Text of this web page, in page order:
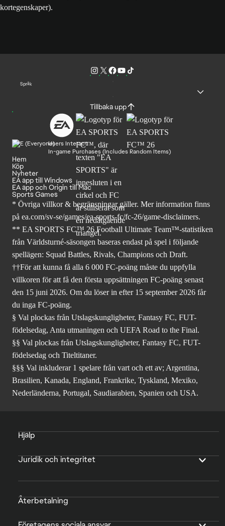
kortegenskaper).
Språk
Tillbaka upp
Users Interact
In-game Purchases (Includes Random Items)
Hem
Köp
Nyheter
EA app till Windows
EA app och Origin till Mac
Sports Games
* Övriga villkor & begränsningar gäller. Merinformation finns
på ea.com/sv-se/games/ea-sports-fc/fc-26/game-disclaimers.
** EA SPORTS FC™ 26 Football Ultimate Team™-statistiken
från Världsturné-säsongen baseras endast på spel i följande
spellägen: Squad Battles, Rivals, Champions och Draft.
††För att kunna få alla 6 000 FC-poäng måste du uppfylla
villkoren för att få den första uppsättningen FC-poäng senast
den 15 juni 2026. Om du löser in efter 15 september 2026 får
du inga FC-poäng.
§ Val plockas från Utslagskungligheter, Fantasy FC, FUT-
födelsedag, Anta utmaningen och UEFA Road to the Final.
§§ Val plockas från Utslagskungligheter, Fantasy FC, FUT-
födelsedag och Titeltitaner.
§§§ Val inkluderar 1 spelare från vart och ett av; Argentina,
Brasilien, Kanada, England, Frankrike, Tyskland, Mexiko,
Nederländerna, Portugal, Saudiarabien, Spanien och USA.
Hjälp
Juridik och integritet
Återbetalning